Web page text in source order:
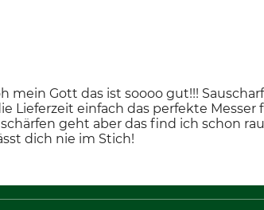
mein Gott das ist soooo gut!!!
Lieferzeit einfach das perfekte Messer
geht aber das find ich schon
dich nie im Stich!